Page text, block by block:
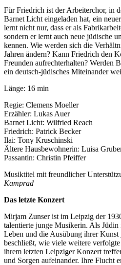
Für Friedrich ist der Arbeiterchor, in
Barnet Licht eingeladen hat, ein
lernt nicht nur, dass er als
sondern er lernt auch neue jüdische
kennen. Wie werden sich die
Jahren ändern? Kann Friedrich den
Freunden aufrechterhalten? Werden
ein deutsch-jüdisches Miteinander
Länge: 16 min
Regie: Clemens Moeller
Erzähler: Lukas Auer
Barnet Licht: Wilfried Reach
Friedrich: Patrick Becker
Ilai: Tony Kruschinski
Ältere Hausbewohnerin: Luisa
Passantin: Christin Pfeiffer
Musiktitel mit freundlicher
Kamprad
Das letzte Konzert
Mirjam Zunser ist im Leipzig der
talentierte junge Musikerin. Als
Leben und die Ausübung ihrer Kunst
beschließt, wie viele weitere
ihrem letzten Leipziger Konzert
und Sorgen aufeinander. Ihre Flucht